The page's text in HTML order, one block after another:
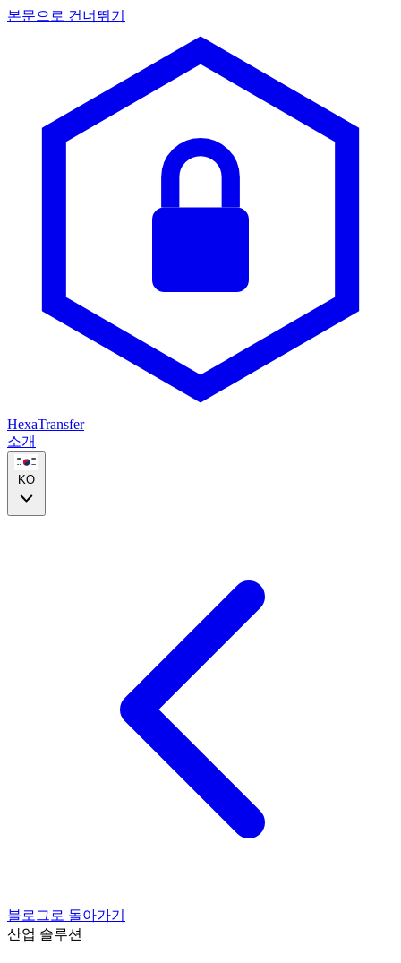
본문으로 건너뛰기
HexaTransfer
소개
KO
블로그로 돌아가기
산업 솔루션